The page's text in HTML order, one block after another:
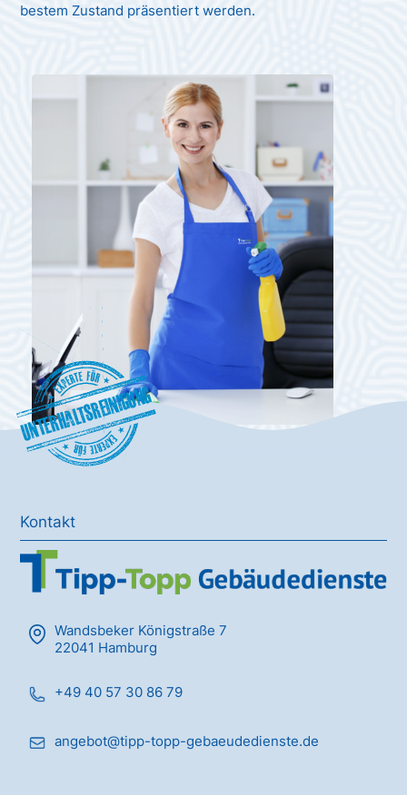
bestem Zustand präsentiert werden.
Unterhaltsreinigung
Kontakt
Wandsbeker Königstraße 7
22041 Hamburg
+49 40 57 30 86 79
angebot@tipp-topp-gebaeudedienste.de